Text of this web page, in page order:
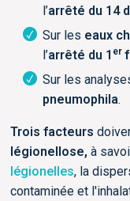
l’arrêté du 14
Sur les eaux
l’arrêté du 1 er
Sur les
pneumophila.
Trois facteurs
légionellose, à
légionelles, la
contaminée et